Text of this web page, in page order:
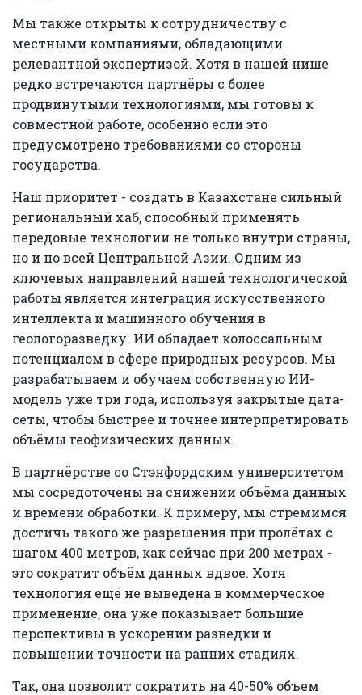
Мы также открыты к сотрудничеству с
местными компаниями, обладающими
релевантной экспертизой. Хотя в нашей нише
редко встречаются партнёры с более
продвинутыми технологиями, мы готовы к
совместной работе, особенно если это
предусмотрено требованиями со стороны
государства.
Наш приоритет - создать в Казахстане сильный
региональный хаб, способный применять
передовые технологии не только внутри страны,
но и по всей Центральной Азии. Одним из
ключевых направлений нашей технологической
работы является интеграция искусственного
интеллекта и машинного обучения в
геологоразведку. ИИ обладает колоссальным
потенциалом в сфере природных ресурсов. Мы
разрабатываем и обучаем собственную ИИ-
модель уже три года, используя закрытые дата-
сеты, чтобы быстрее и точнее интерпретировать
объёмы геофизических данных.
В партнёрстве со Стэнфордским университетом
мы сосредоточены на снижении объёма данных
и времени обработки. К примеру, мы стремимся
достичь такого же разрешения при пролётах с
шагом 400 метров, как сейчас при 200 метрах -
это сократит объём данных вдвое. Хотя
технология ещё не выведена в коммерческое
применение, она уже показывает большие
перспективы в ускорении разведки и
повышении точности на ранних стадиях.
Так, она позволит сократить на 40-50% объем